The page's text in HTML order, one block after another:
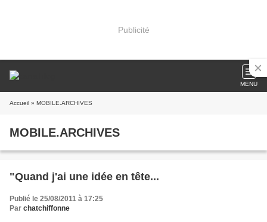
Publicité
MENU
Accueil » MOBILE.ARCHIVES
MOBILE.ARCHIVES
"Quand j'ai une idée en tête...
Publié le 25/08/2011 à 17:25
Par chatchiffonne